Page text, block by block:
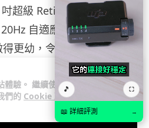
體驗。 繼續使用
們的 Cookie 政
超級 Retina XDR 熒幕設
自適應更新率。不過今
更幼，令視覺效果更加廣
島功能，在今代依然被保
在此筆者就不作太多介紹
🎵 ⛶
📖 詳細評測 →